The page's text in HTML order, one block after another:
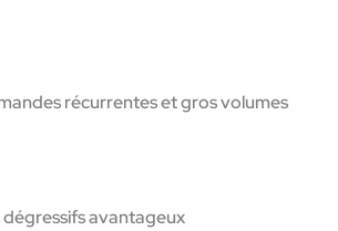
récurrentes et gros volumes
dégressifs avantageux